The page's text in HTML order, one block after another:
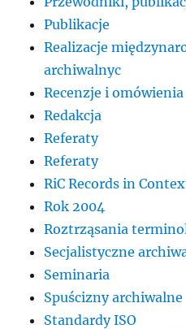
Publikacje
Realizacje
archiwalnyc
Recenzje i omówienia
Redakcja
Referaty
Referaty
RiC Records in
Rok 2004
Roztrząsania
Secjalistyczne
Seminaria
Spuścizny archiwalne
Standardy ISO